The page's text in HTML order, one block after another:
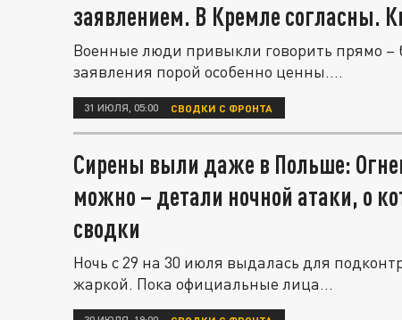
заявлением. В Кремле согласны.
Военные люди привыкли говорить прямо –
заявления порой особенно ценны....
31 ИЮЛЯ, 05:00 СВОДКИ С ФРОНТА
Сирены выли даже в Польше:
можно – детали ночной атаки, о
сводки
Ночь с 29 на 30 июля выдалась для
жаркой. Пока официальные лица...